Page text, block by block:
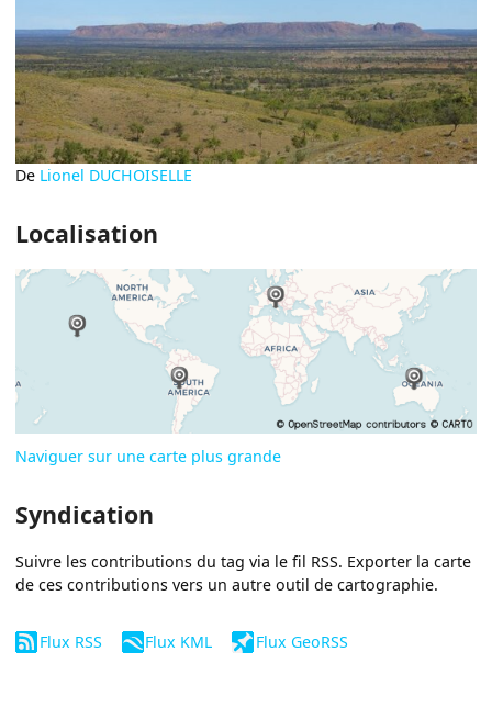
De Lionel DUCHOISELLE
Localisation
Naviguer sur une carte plus grande
Syndication
Suivre les contributions du tag via le fil RSS. Exporter la carte
de ces contributions vers un autre outil de cartographie.
Flux RSS Flux KML Flux GeoRSS